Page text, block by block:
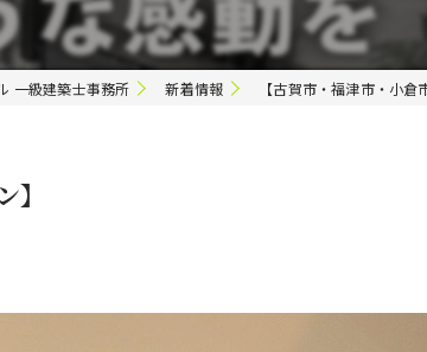
一級建築士事務所 新着情報 【古賀市・福津市・小倉